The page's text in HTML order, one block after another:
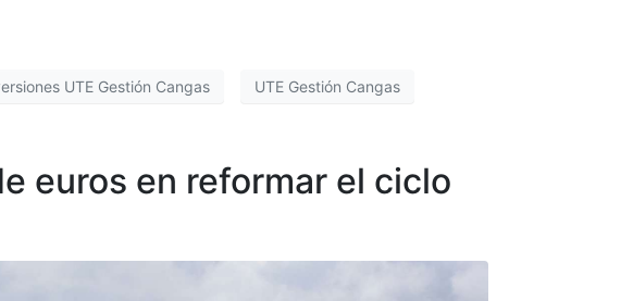
UTE Gestión Cangas UTE Gestión Cangas
euros en reformar el ciclo